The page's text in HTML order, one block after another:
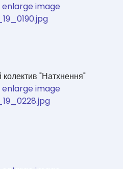
"Натхнення"